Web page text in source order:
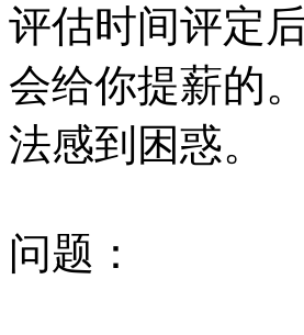
评估时间评定
会给你提薪的
法感到困惑。
问题：